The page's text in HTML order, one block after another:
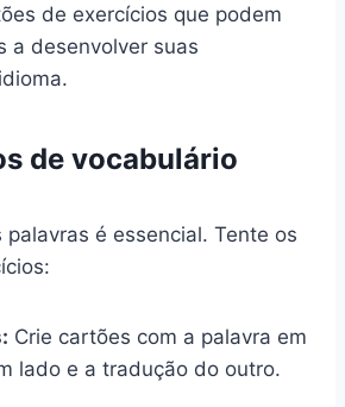
de exercícios que podem
a desenvolver suas
de vocabulário
palavras é essencial. Tente os
Crie cartões com a palavra em
lado e a tradução do outro.